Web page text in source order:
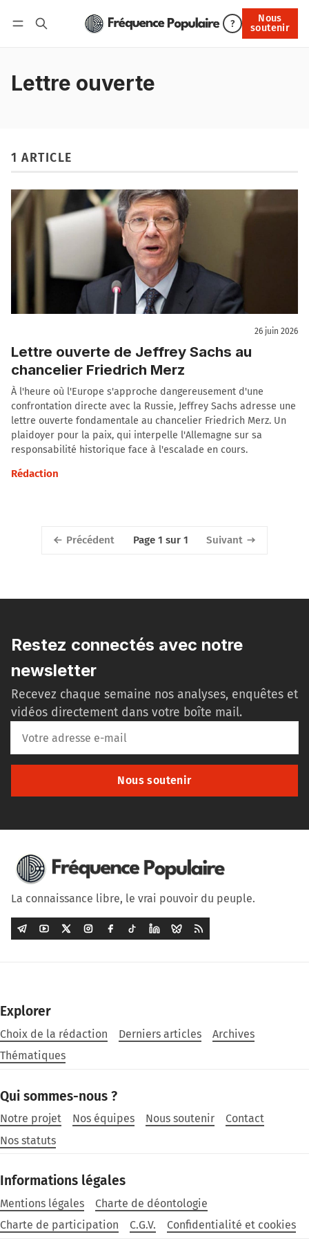
?
Nous
soutenir
Nous soutenir
Lettre ouverte
1 ARTICLE
26 juin 2026
Lettre ouverte de Jeffrey Sachs au
chancelier Friedrich Merz
À l'heure où l'Europe s'approche dangereusement d'une
confrontation directe avec la Russie, Jeffrey Sachs adresse une
lettre ouverte fondamentale au chancelier Friedrich Merz. Un
plaidoyer pour la paix, qui interpelle l'Allemagne sur sa
responsabilité historique face à l'escalade en cours.
Rédaction
Précédent Page 1 sur 1 Suivant
Restez connectés avec notre
newsletter
Recevez chaque semaine nos analyses, enquêtes et
vidéos directement dans votre boîte mail.
Nous soutenir
La connaissance libre, le vrai pouvoir du peuple.
Explorer
Choix de la rédaction Derniers articles
Archives
Thématiques
Qui sommes-nous ?
Notre projet Nos équipes Nous soutenir
Contact
Nos statuts
Informations légales
Mentions légales
Charte de déontologie
Charte de participation
C.G.V. Confidentialité et cookies